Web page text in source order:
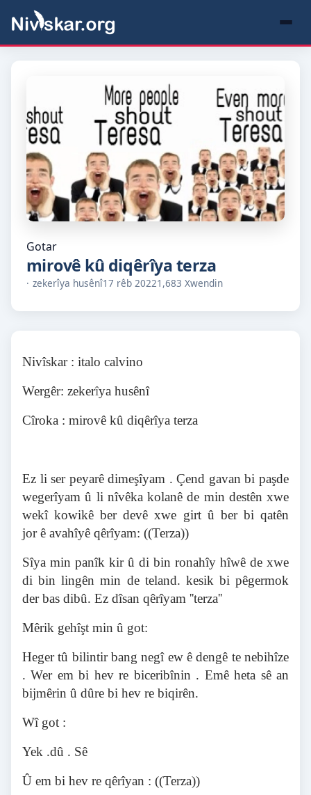
Gotar
mirovê kû diqêrîya terza
zekerîya husênî17 rêb 20221,683 Xwendin
Nivîskar : italo calvino
Wergêr: zekerîya husênî
Cîroka : mirovê kû diqêrîya terza
Ez li ser peyarê dimeşîyam . Çend gavan bi paşde
wegerîyamû li nîvêka kolanê de min destên xwe
wekî kowikê ber devê xwe girt û ber bi qatên
jorê avahîyê qêrîyam: ((Terza))
Sîya min panîk kir û di bin ronahîy hîwê de xwe
di bin lingên min de teland. kesik bi pêgermok
der bas dibû. Ez dîsan qêrîyam ''terza''
Mêrik gehîşt min û got:
Heger tû bilintir bang negî ew ê dengê te nebihîze
. Wer em bi hev re biceribînin . Emê heta sê an
bijmêrin û dûre bi hev re biqirên.
Wî got :
Yek .dû . Sê
Û em bi hev re qêrîyan : ((Terza))